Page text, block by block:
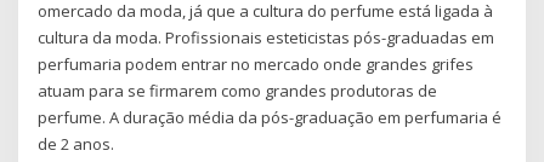
omercado da moda, já que a cultura do perfume está ligada à
cultura da moda. Profissionais esteticistas pós-graduadas em
perfumaria podem entrar no mercado onde grandes grifes
atuam para se firmarem como grandes produtoras de
perfume. A duração média da pós-graduação em perfumaria é
de 2 anos.